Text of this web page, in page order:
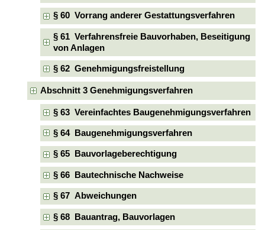
§ 60 Vorrang anderer Gestattungsverfahren
§ 61 Verfahrensfreie Bauvorhaben, Beseitigung
von Anlagen
§ 62 Genehmigungsfreistellung
Abschnitt 3 Genehmigungsverfahren
§ 63 Vereinfachtes Baugenehmigungsverfahren
§ 64 Baugenehmigungsverfahren
§ 65 Bauvorlageberechtigung
§ 66 Bautechnische Nachweise
§ 67 Abweichungen
§ 68 Bauantrag, Bauvorlagen